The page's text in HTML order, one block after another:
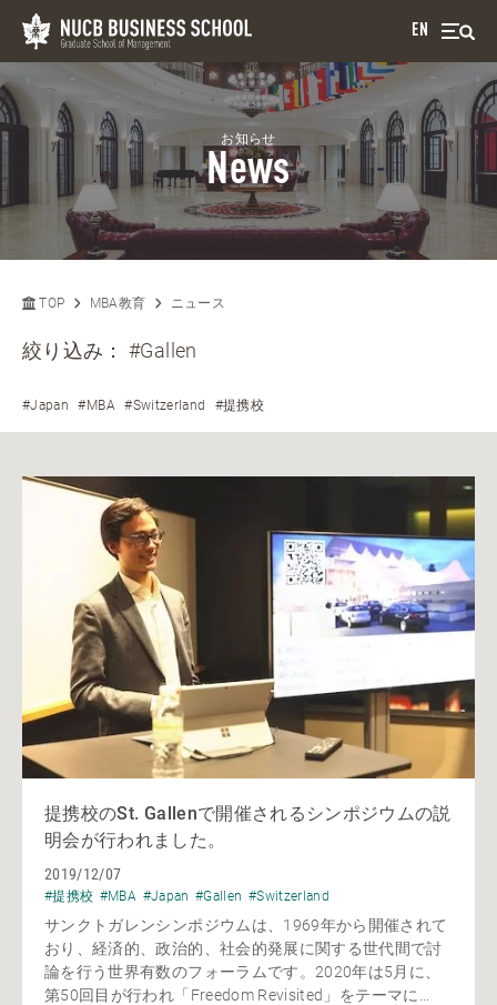
EN
お知らせ
News
TOP MBA教育 ニュース
絞り込み：#Gallen
#Japan #MBA #Switzerland #提携校
提携校のSt. Gallenで開催されるシンポジウムの説
明会が行われました。
2019/12/07
#提携校 #MBA #Japan #Gallen #Switzerland
サンクトガレンシンポジウムは、1969年から開催されて
おり、経済的、政治的、社会的発展に関する世代間で討
論を行う世界有数のフォーラムです。2020年は5月に、
第50回目が行われ「Freedom Revisited」をテーマに...